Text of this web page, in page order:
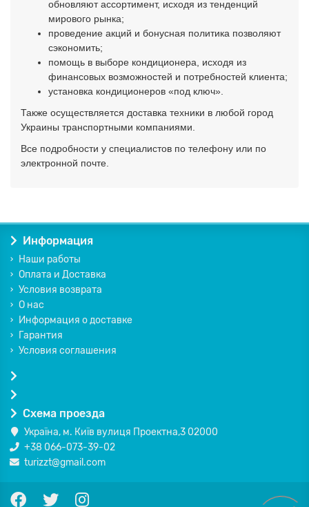
обновляют ассортимент, исходя из тенденций
мирового рынка;
проведение акций и бонусная политика позволяют
сэкономить;
помощь в выборе кондиционера, исходя из
финансовых возможностей и потребностей клиента;
установка кондиционеров «под ключ».
Также осуществляется доставка техники в любой город
Украины транспортными компаниями.
Все подробности у специалистов по телефону или по
электронной почте.
Информация
Наши работы
Оплата и Доставка
Условия возврата
О нас
Информация о доставке
Гарантия
Условия соглашения
Схема проезда
Україна, м. Київ вулиця Проектна,3 02000
+38 066-073-39-02
turizzt@gmail.com